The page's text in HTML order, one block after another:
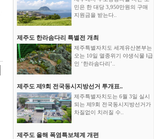
민은 한 대당 3,950만원의 구매
지원금을 받는다..
제주도 한라솜다리 특별전 개최
제주특별자치도 세계유산본부는
오는 10일 멸종위기 야생식물 Ⅰ급
인 ‘한라솜다리’..
제주도 제9회 전국동시지방선거 투개표..
제주특별자치도는 6월 3일 실시
되는 제9회 전국동시지방선거가
차질없이 치러질 수..
제주도 올해 폭염특보체계 개편